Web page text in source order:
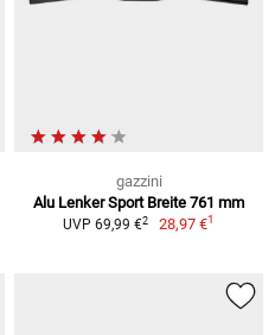
gazzini
Alu Lenker Sport Breite 761 mm
UVP 69,99 €2 28,97 €1